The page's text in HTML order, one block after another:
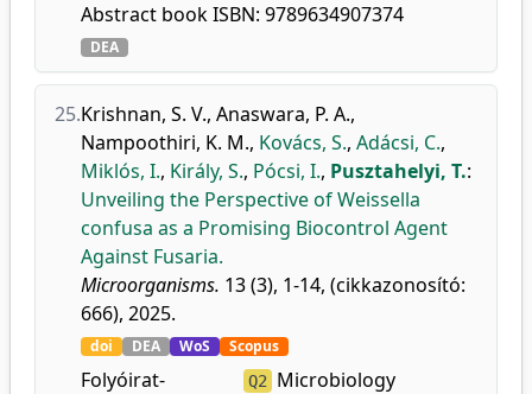
Abstract book ISBN: 9789634907374
DEA
25.Krishnan, S. V., Anaswara, P. A.,
Nampoothiri, K. M., Kovács, S., Adácsi, C.,
Miklós, I., Király, S., Pócsi, I., Pusztahelyi, T.:
Unveiling the Perspective of Weissella
confusa as a Promising Biocontrol Agent
Against Fusaria.
Microorganisms. 13 (3), 1-14, (cikkazonosító:
666), 2025.
doi DEA WoS Scopus
Folyóirat-
Q2 Microbiology